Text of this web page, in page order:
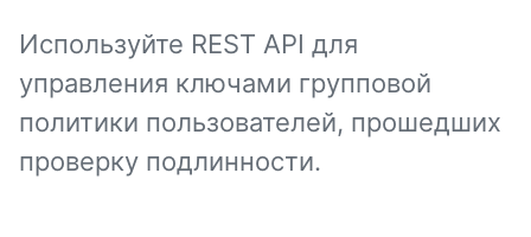
Используйте REST API для
управления ключами групповой
политики пользователей, прошедших
проверку подлинности.